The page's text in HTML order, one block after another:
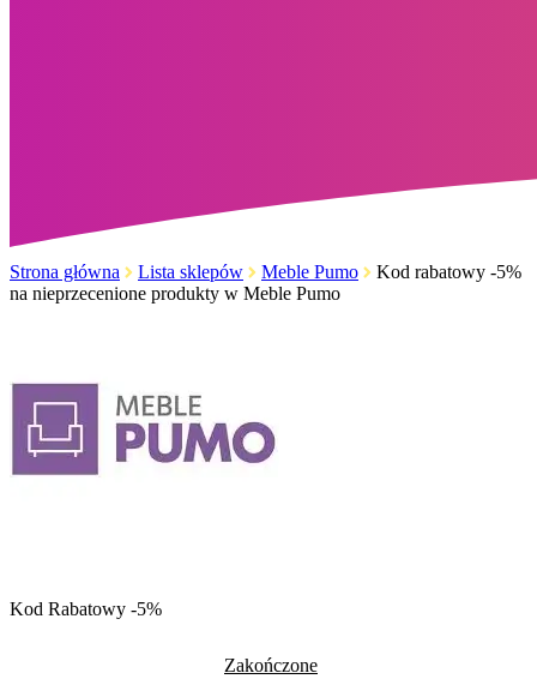
Strona główna Lista sklepów Meble Pumo
Kod rabatowy -5%
na nieprzecenione produkty w Meble Pumo
Kod Rabatowy -5%
Zakończone